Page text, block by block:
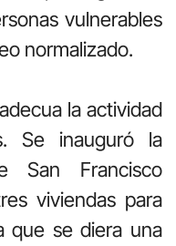
vulnerables
normalizado.
la actividad
Se inauguró la
San Francisco
viviendas para
que se diera una